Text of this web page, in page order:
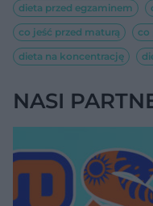
dieta przed egzaminem
co jeść przed maturą
co
dieta na koncentrację
NASI